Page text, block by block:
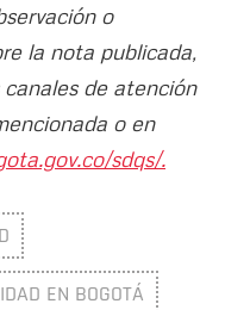
o
la nota publicada,
de atención
o en
sdqs/.
EN BOGOTÁ